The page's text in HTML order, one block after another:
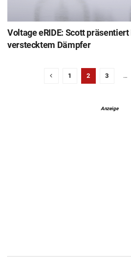
Voltage eRIDE: Scott
verstecktem Dämpfer
1 2 3 …
Anzeige